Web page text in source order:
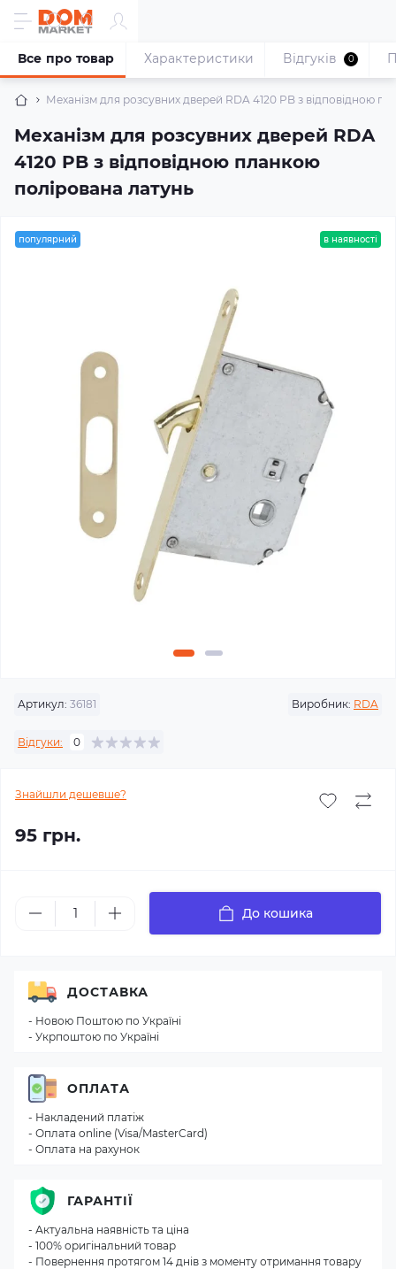
Механізм для розсувних дверей RDA 4120 PB з відповідною
Механізм для розсувних дверей RDA
4120 PB з відповідною планкою
полірована латунь
Все про товар Характеристики Відгуків 0
популярний в наявності
Артикул: 36181 Виробник: RDA
Відгуки: 0
Знайшли дешевше?
95 грн.
До кошика
ДОСТАВКА
- Новою Поштою по Україні
- Укрпоштою по Україні
ОПЛАТА
- Накладений платіж
- Оплата online (Visa/MasterCard)
- Оплата на рахунок
ГАРАНТІЇ
- Актуальна наявність та ціна
- 100% оригінальний товар
- Повернення протягом 14 днів з моменту отримання товару